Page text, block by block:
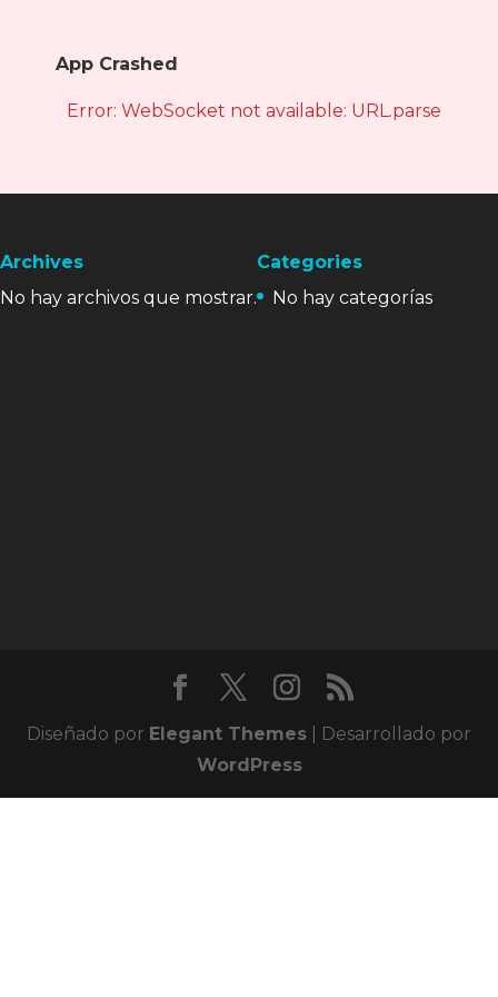
App Crashed
Error: WebSocket not available: URL.parse is
Archives
No hay archivos que mostrar.
Categories
No hay categorías
Diseñado por Elegant Themes | Desarrollado por
WordPress